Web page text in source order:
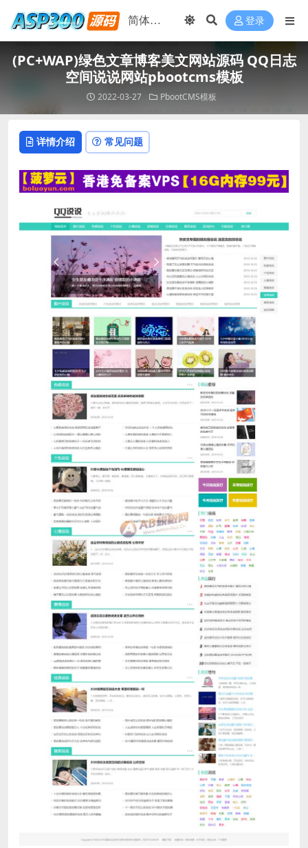
登录
(PC+WAP)绿色文章博客美文网站源码 QQ日志
空间说说网站pbootcms模板
2022-03-27 PbootCMS模板
详情介绍 常见问题